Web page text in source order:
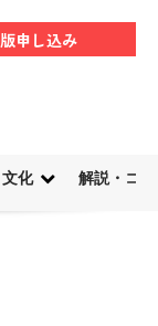
申し込み
文化 解説・コ